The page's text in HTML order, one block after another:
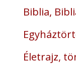
Biblia,
Életrajz,